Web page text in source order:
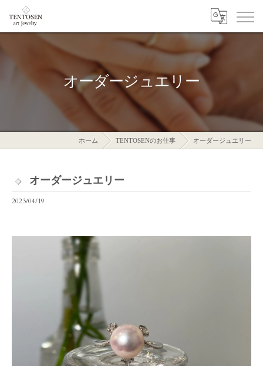
オーダージュエリー
ホーム TENTOSENのお仕事 オーダージュエリー
オーダージュエリー
2023/04/19